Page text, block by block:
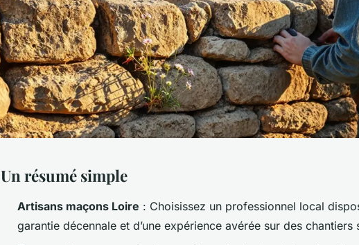
Un résumé simple
Artisans maçons Loire : Choisissez un professionnel local
garantie décennale et d’une expérience avérée sur des chantiers